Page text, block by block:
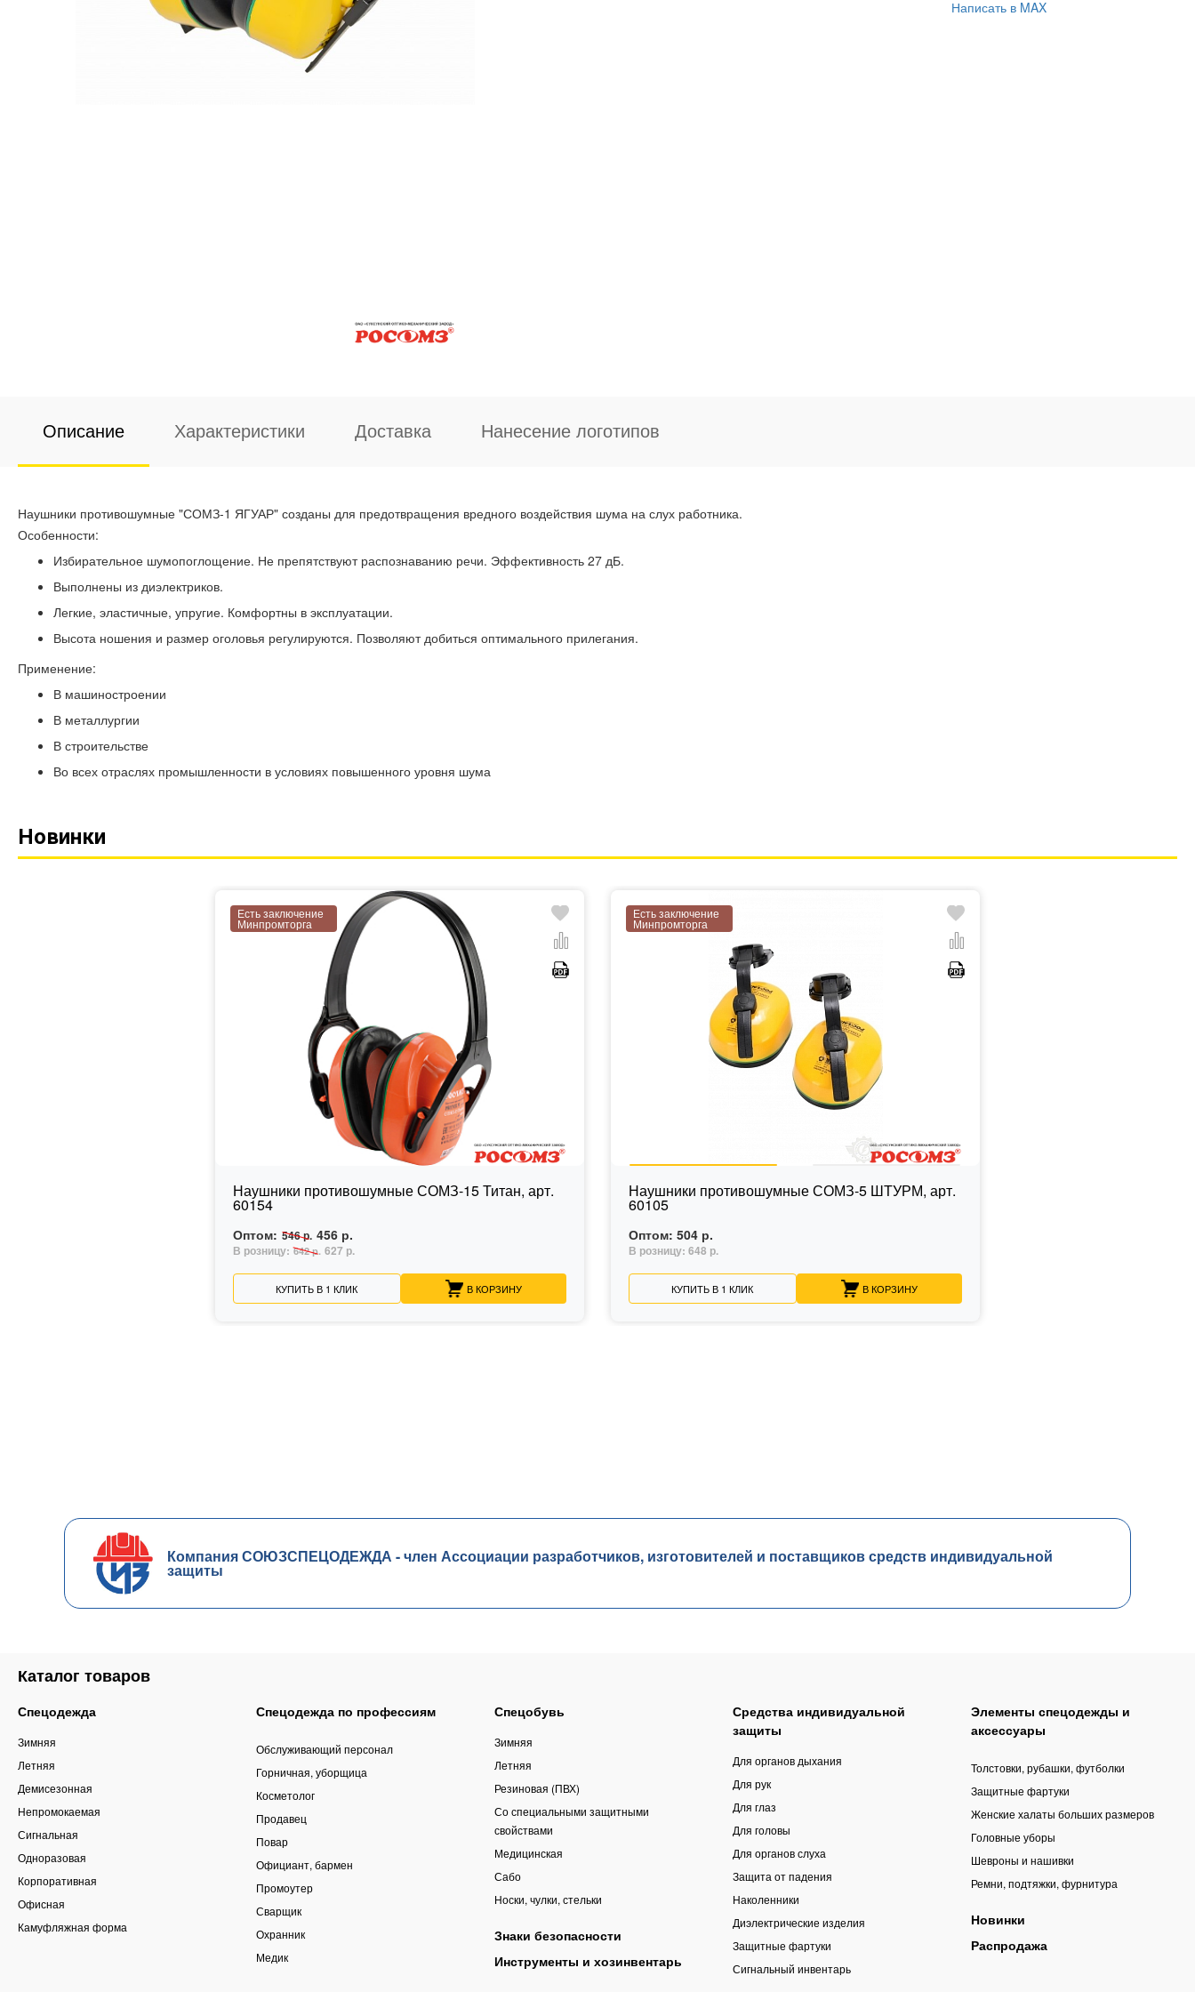
Написать в MAX
Описание Характеристики Доставка Нанесение логотипов
Наушники противошумные "СОМЗ-1 ЯГУАР" созданы для предотвращения вредного воздействия шума на слух работника.
Особенности:
Избирательное шумопоглощение. Не препятствуют распознаванию речи. Эффективность 27 дБ.
Выполнены из диэлектриков.
Легкие, эластичные, упругие. Комфортны в эксплуатации.
Высота ношения и размер оголовья регулируются. Позволяют добиться оптимального прилегания.
Применение:
В машиностроении
В металлургии
В строительстве
Во всех отраслях промышленности в условиях повышенного уровня шума
Новинки
Есть заключение
Минпромторга
Наушники противошумные СОМЗ-15 Титан, арт.
60154
Оптом: 546 р. 456 р.
В розницу: 642 р. 627 р.
КУПИТЬ В 1 КЛИК В КОРЗИНУ
Есть заключение
Минпромторга
Наушники противошумные СОМЗ-5 ШТУРМ, арт.
60105
Оптом: 504 р.
В розницу: 648 р.
КУПИТЬ В 1 КЛИК В КОРЗИНУ
Компания СОЮЗСПЕЦОДЕЖДА - член Ассоциации разработчиков, изготовителей и поставщиков средств индивидуальной
защиты
Каталог товаров
Спецодежда
Зимняя
Летняя
Демисезонная
Непромокаемая
Сигнальная
Одноразовая
Корпоративная
Офисная
Камуфляжная форма
Спецодежда по профессиям
Обслуживающий персонал
Горничная, уборщица
Косметолог
Продавец
Повар
Официант, бармен
Промоутер
Сварщик
Охранник
Медик
Спецобувь
Зимняя
Летняя
Резиновая (ПВХ)
Со специальными защитными
свойствами
Медицинская
Сабо
Носки, чулки, стельки
Знаки безопасности
Инструменты и хозинвентарь
Средства индивидуальной
защиты
Для органов дыхания
Для рук
Для глаз
Для головы
Для органов слуха
Защита от падения
Наколенники
Диэлектрические изделия
Защитные фартуки
Сигнальный инвентарь
Элементы спецодежды и
аксессуары
Толстовки, рубашки, футболки
Защитные фартуки
Женские халаты больших размеров
Головные уборы
Шевроны и нашивки
Ремни, подтяжки, фурнитура
Новинки
Распродажа